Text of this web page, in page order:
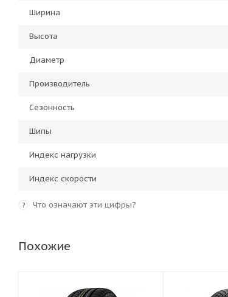
Ширина
Высота
Диаметр
Производитель
Сезонность
Шипы
Индекс нагрузки
Индекс скорости
? Что означают эти цифры?
Похожие